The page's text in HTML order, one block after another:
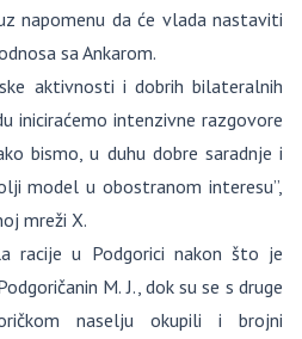
napomenu da će vlada nastaviti
sa Ankarom.
aktivnosti i dobrih bilateralnih
iniciraćemo intenzivne razgovore
bismo, u duhu dobre saradnje i
model u obostranom interesu”,
mreži X.
racije u Podgorici nakon što je
M. J., dok su se s druge
naselju okupili i brojni